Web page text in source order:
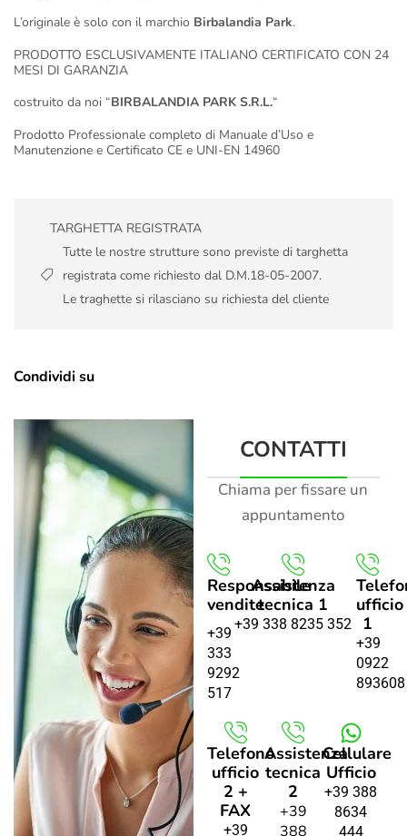
L’originale è solo con il marchio Birbalandia Park.
PRODOTTO ESCLUSIVAMENTE ITALIANO CERTIFICATO CON 24
MESI DI GARANZIA
costruito da noi “BIRBALANDIA PARK S.R.L.“
Prodotto Professionale completo di Manuale d’Uso e
Manutenzione e Certificato CE e UNI-EN 14960
TARGHETTA REGISTRATA
Tutte le nostre strutture sono previste di targhetta
registrata come richiesto dal D.M.18-05-2007.
Le traghette si rilasciano su richiesta del cliente
Condividi su
CONTATTI
Chiama per fissare un
appuntamento
Responsabile
vendite
+39
333
9292
517
Assistenza
tecnica 1
+39 338 8235 352
ufficio
1
+39
0922
893608
Telefono
ufficio
2 +
FAX
+39
Assistenza
tecnica
2
+39
388
Cellulare
Ufficio
+39 388
8634
444